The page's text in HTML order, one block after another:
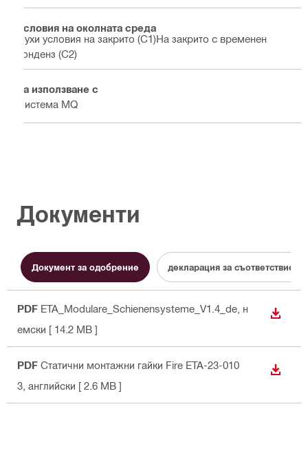
Условия на околната среда
Сухи условия на закрито (С1)На закрито с временен
конденз (С2)
За използване с
Система MQ
Документи
Документ за одобрение декларация за съответствие
PDF ETA_Modulare_Schienensysteme_V1.4_de , н
емски [ 14.2 MB ]
PDF Статични монтажни гайки Fire ETA-23-010
3 , английски [ 2.6 MB ]